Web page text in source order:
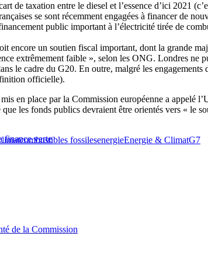
de taxation entre le diesel et l’essence d’ici 2021
se sont récemment engagées à financer de
public important à l’électricité tirée de
encore un soutien fiscal important, dont la grande
extrêmement faible », selon les ONG. Londres ne
le cadre du G20. En outre, malgré les
officielle).
en place par la Commission européenne a appelé
les fonds publics devraient être orientés vers « le
finance verte
combustibles fossilesenergieEnergie & ClimatG7
de la Commission